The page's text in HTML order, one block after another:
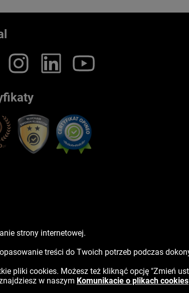
strony internetowej.
treści do Twoich potrzeb podczas
pliki cookies. Możesz też kliknąć opcję "Zmień
w naszym Komunikacie o plikach cookies